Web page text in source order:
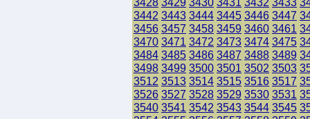
3442 3443 3444 3445 3446 3447
3456 3457 3458 3459 3460 3461
3470 3471 3472 3473 3474 3475
3484 3485 3486 3487 3488 3489
3498 3499 3500 3501 3502 3503
3512 3513 3514 3515 3516 3517
3526 3527 3528 3529 3530 3531
3540 3541 3542 3543 3544 3545